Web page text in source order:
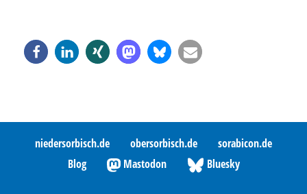
niedersorbisch.de obersorbisch.de
sorabicon.de
Blog
Mastodon Bluesky